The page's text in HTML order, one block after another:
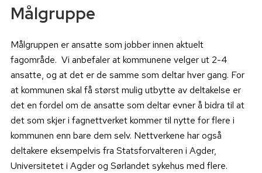
Målgruppe
Målgruppen er ansatte som jobber innen aktuelt
fagområde. Vi anbefaler at kommunene velger ut 2-4
ansatte, og at det er de samme som deltar hver gang. For
at kommunen skal få størst mulig utbytte av deltakelse er
det en fordel om de ansatte som deltar evner å bidra til at
det som skjer i fagnettverket kommer til nytte for flere i
kommunen enn bare dem selv. Nettverkene har også
deltakere eksempelvis fra Statsforvalteren i Agder,
Universitetet i Agder og Sørlandet sykehus med flere.